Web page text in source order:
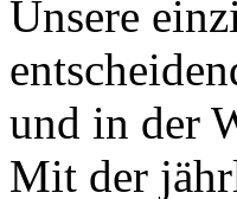
Unsere
und in der
Mit der